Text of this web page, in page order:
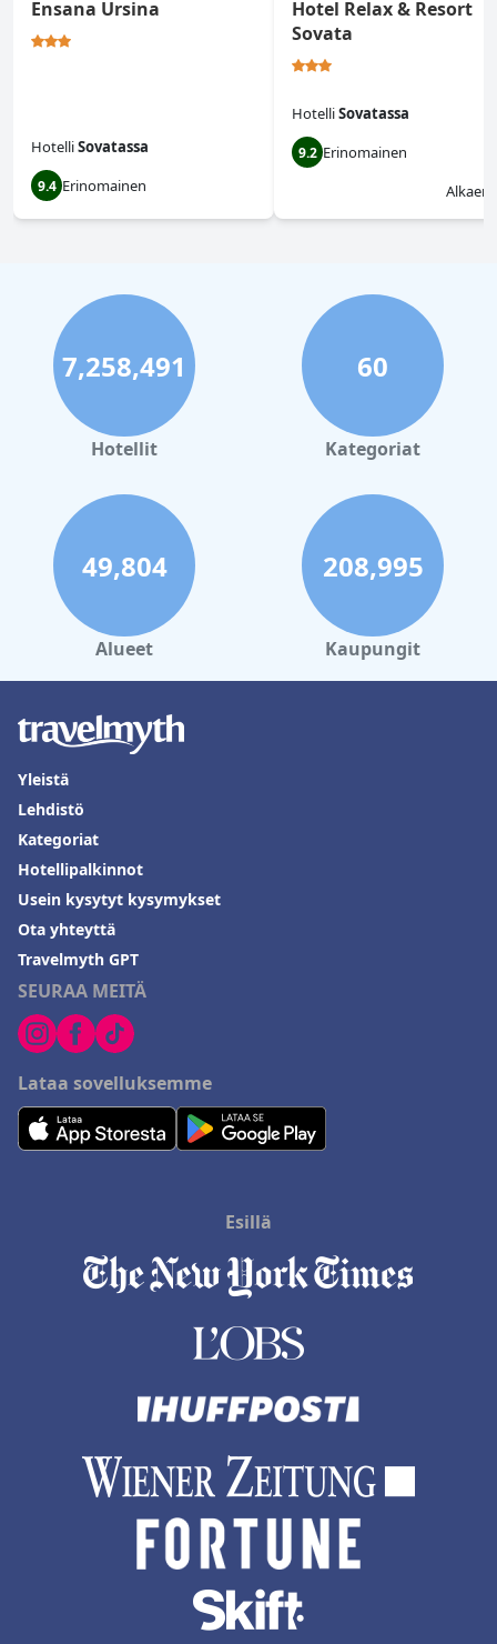
Ensana Ursina
HotelliSovatassa
9.4 Erinomainen
Hotel Relax & Resort
Sovata
HotelliSovatassa
9.2 Erinomainen
Alkaen
7,258,491
Hotellit
60
Kategoriat
49,804
Alueet
208,995
Kaupungit
SEURAA MEITÄ
Lataa sovelluksemme
Yleistä
Lehdistö
Kategoriat
Hotellipalkinnot
Usein kysytyt kysymykset
Ota yhteyttä
Travelmyth GPT
Esillä